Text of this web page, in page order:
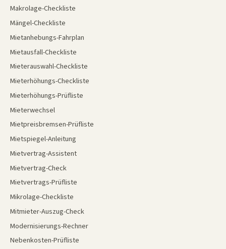
Makrolage-Checkliste
Mängel-Checkliste
Mietanhebungs-Fahrplan
Mietausfall-Checkliste
Mieterauswahl-Checkliste
Mieterhöhungs-Checkliste
Mieterhöhungs-Prüfliste
Mieterwechsel
Mietpreisbremsen-Prüfliste
Mietspiegel-Anleitung
Mietvertrag-Assistent
Mietvertrag-Check
Mietvertrags-Prüfliste
Mikrolage-Checkliste
Mitmieter-Auszug-Check
Modernisierungs-Rechner
Nebenkosten-Prüfliste